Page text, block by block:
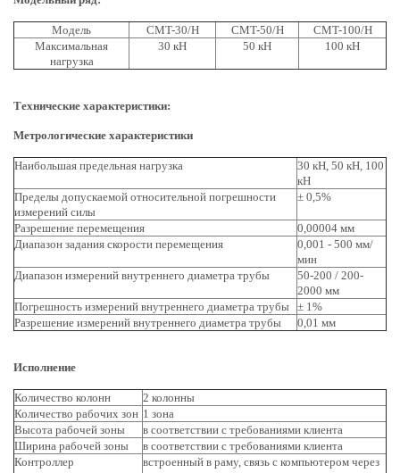
Модель CMT-30/H CMT-50/H
CMT-100/H
Максимальная
нагрузка
30 кН 50 кН 100 кН
Технические характеристики:
Метрологические характеристики
Наибольшая предельная нагрузка
30 кН, 50 кН, 100
кН
Пределы допускаемой относительной погрешности
измерений силы
± 0,5%
Разрешение перемещения
0,00004 мм
Диапазон задания скорости перемещения
0,001 - 500 мм/
мин
Диапазон измерений внутреннего диаметра трубы
50-200 / 200-
2000 мм
Погрешность измерений внутреннего диаметра трубы ± 1%
Разрешение измерений внутреннего диаметра трубы
0,01 мм
Исполнение
Количество колонн
2 колонны
Количество рабочих зон 1 зона
Высота рабочей зоны
в соответствии с требованиями клиента
Ширина рабочей зоны
в соответствии с требованиями клиента
Контроллер
встроенный в раму, связь с компьютером через